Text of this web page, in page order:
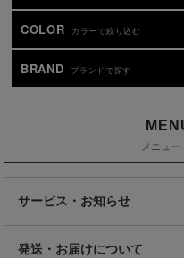
COLOR カラーで絞り込む
BRAND ブランドで探す
メニュー
サービス・お知らせ
発送・お届けについて